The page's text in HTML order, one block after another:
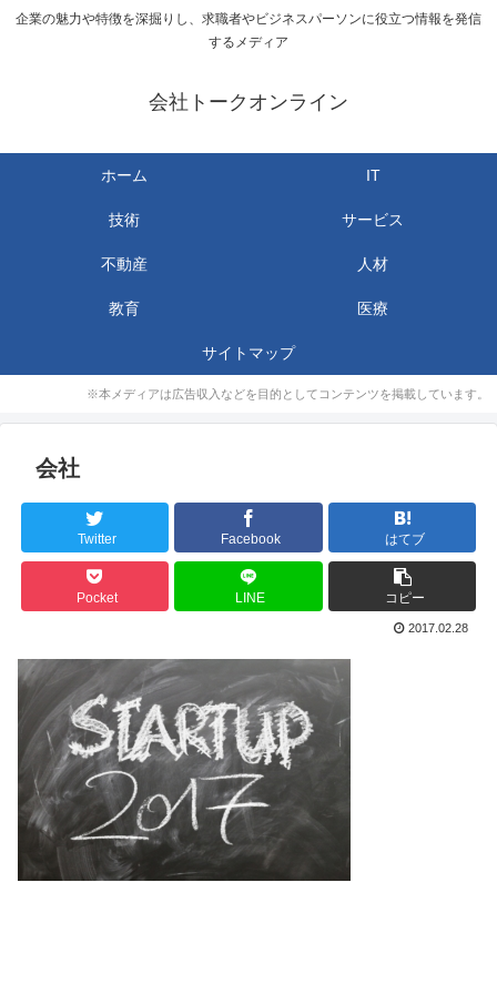
企業の魅力や特徴を深掘りし、求職者やビジネスパーソンに役立つ情報を発信
するメディア
会社トークオンライン
ホーム IT
技術 サービス
不動産 人材
教育 医療
サイトマップ
※本メディアは広告収入などを目的としてコンテンツを掲載しています。
会社
Twitter Facebook はてブ
Pocket LINE コピー
2017.02.28